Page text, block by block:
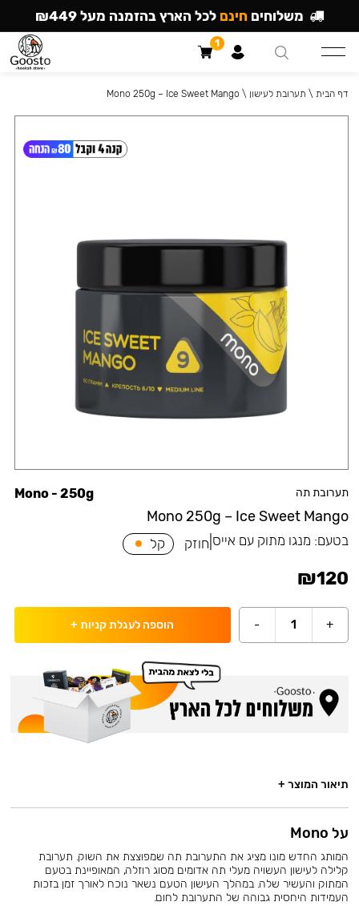
תערובת תה
Mono 250g – Ice Sweet Mango
Mono - 250g
בטעם: מנגו מתוק עם אייס חוזק קל
₪120
+
1
- הוספה לעגלת קניות +
דף הבית \ תערובת לעישון \
Mono 250g – Ice Sweet Mango
תיאור המוצר +
על Mono
המותג החדש מונו מציג את התערובת תה שמפוצצת את השוק. תערובת
קלילה לעישון העשויה מעלי תה אדומים מסוג רוזלה, המאופיינת בטעם
המתוק והעשיר שלה. במהלך העישון הטעם נשאר נוכח לאורך זמן בזכות
העמידות היחסית גבוהה של התערובת לחום.
משלוחים חינם לכל הארץ בהזמנה מעל ₪449
1